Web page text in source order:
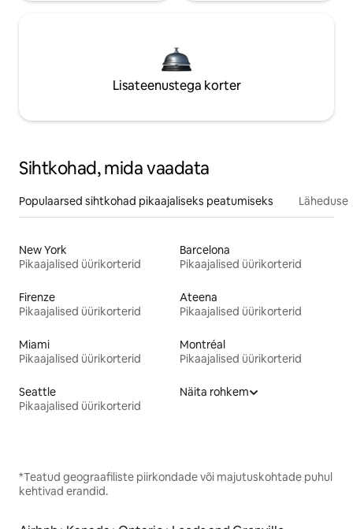
Lisateenustega korter
Sihtkohad, mida vaadata
Populaarsed sihtkohad pikaajaliseks peatumiseks
New York
Pikaajalised üürikorterid
Barcelona
Pikaajalised üürikorterid
Firenze
Pikaajalised üürikorterid
Ateena
Pikaajalised üürikorterid
Miami
Pikaajalised üürikorterid
Montréal
Pikaajalised üürikorterid
Seattle
Pikaajalised üürikorterid
Näita rohkem
*Teatud geograafiliste piirkondade või majutuskohtade puhul
kehtivad erandid.